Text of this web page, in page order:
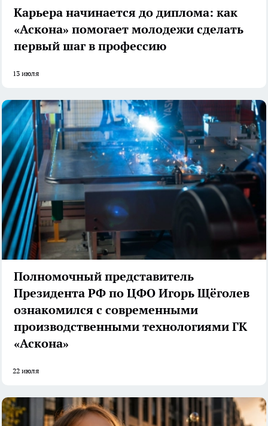
Карьера начинается до диплома: как
«Аскона» помогает молодежи сделать
первый шаг в профессию
13 июля
Полномочный представитель
Президента РФ по ЦФО Игорь Щёголев
ознакомился с современными
производственными технологиями ГК
«Аскона»
22 июля